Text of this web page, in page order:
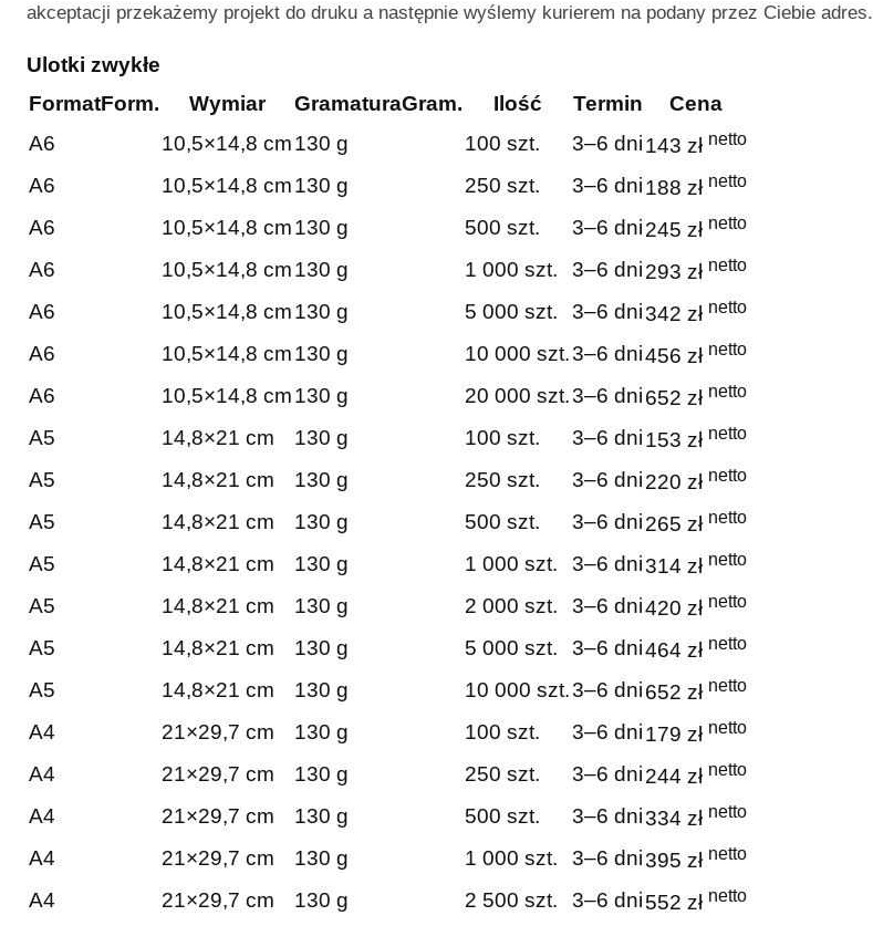
akceptacji przekażemy projekt do druku a następnie wyślemy kurierem na podany przez Ciebie adres.
Ulotki zwykłe
FormatForm. Wymiar GramaturaGram. Ilość Termin
Cena
A6
10,5×14,8 cm130 g 100 szt. 3–6 dni143 zł netto
A6 10,5×14,8 cm130 g 250 szt. 3–6 dni188 zł netto
A6 10,5×14,8 cm130 g 500 szt. 3–6 dni245 zł netto
A6 10,5×14,8 cm130 g 1 000 szt. 3–6 dni293 zł netto
A6 10,5×14,8 cm130 g 5 000 szt. 3–6 dni342 zł netto
A6 10,5×14,8 cm130 g 10 000 szt.3–6 dni456 zł netto
A6 10,5×14,8 cm130 g 20 000 szt.3–6 dni652 zł netto
A5 14,8×21 cm 130 g 100 szt. 3–6 dni153 zł netto
A5 14,8×21 cm 130 g 250 szt. 3–6 dni220 zł netto
A5 14,8×21 cm 130 g 500 szt. 3–6 dni265 zł netto
A5 14,8×21 cm 130 g 1 000 szt. 3–6 dni314 zł netto
A5 14,8×21 cm 130 g 2 000 szt. 3–6 dni420 zł netto
A5 14,8×21 cm 130 g 5 000 szt. 3–6 dni464 zł netto
A5 14,8×21 cm 130 g 10 000 szt.3–6 dni652 zł netto
A4 21×29,7 cm 130 g 100 szt. 3–6 dni179 zł netto
A4 21×29,7 cm 130 g 250 szt. 3–6 dni244 zł netto
A4 21×29,7 cm 130 g 500 szt. 3–6 dni334 zł netto
A4 21×29,7 cm 130 g 1 000 szt. 3–6 dni395 zł netto
A4 21×29,7 cm 130 g 2 500 szt. 3–6 dni552 zł netto